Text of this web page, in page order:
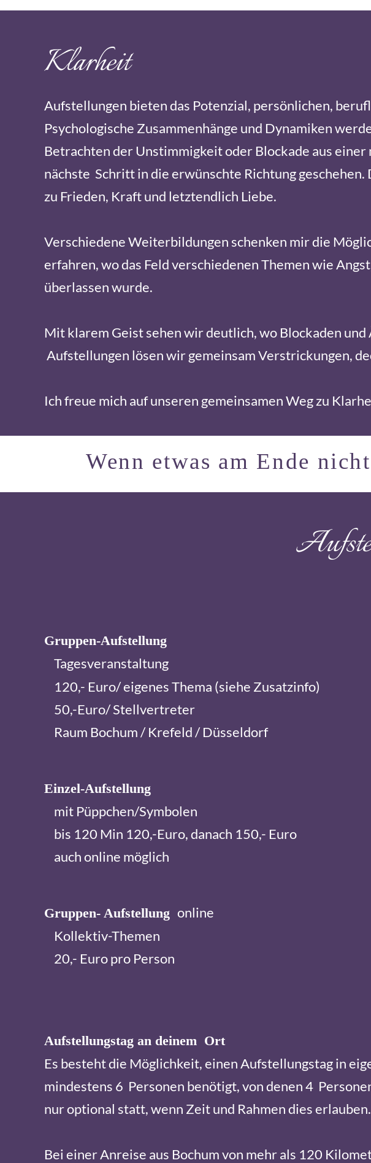
Klarheit
Aufstellungen bieten das Potenzial, persönlichen,
Psychologische Zusammenhänge und Dynamiken
Betrachten der Unstimmigkeit oder Blockade aus
nächste Schritt in die erwünschte Richtung
zu Frieden, Kraft und letztendlich Liebe.
Verschiedene Weiterbildungen schenken mir die
erfahren, wo das Feld verschiedenen Themen wie
überlassen wurde.
Mit klarem Geist sehen wir deutlich, wo Blockaden
Aufstellungen lösen wir gemeinsam Verstrickungen,
Ich freue mich auf unseren gemeinsamen Weg zu
Wenn etwas am Ende
Gruppen-Aufstellung
Tagesveranstaltung
120,- Euro/ eigenes Thema (siehe Zusatzinfo)
50,-Euro/ Stellvertreter
Raum Bochum / Krefeld / Düsseldorf
Einzel-Aufstellung
mit Püppchen/Symbolen
bis 120 Min 120,-Euro, danach 150,- Euro
auch online möglich
Gruppen- Aufstellung online
Kollektiv-Themen
20,- Euro pro Person
Aufstellungstag an deinem Ort
Es besteht die Möglichkeit, einen Aufstellungstag in
mindestens 6 Personen benötigt, von denen 4
nur optional statt, wenn Zeit und Rahmen dies
Bei einer Anreise aus Bochum von mehr als 120